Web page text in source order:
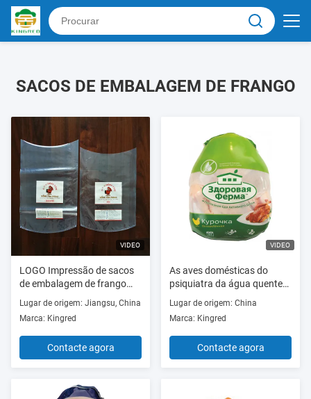
SACOS DE EMBALAGEM DE FRANGO
VIDEO
LOGO Impressão de sacos
de embalagem de frango
congelado de alta
contração
Lugar de origem: Jiangsu, China
Marca: Kingred
Contacte agora
VIDEO
As aves domésticas do
psiquiatra da água quente
de produto comestível
ensacam 50um 55um EVA
que O PE Co expulsou
Lugar de origem: China
Marca: Kingred
Contacte agora